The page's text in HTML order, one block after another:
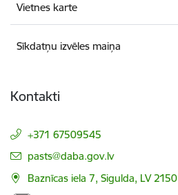
Vietnes karte
Sīkdatņu izvēles maiņa
Kontakti
+371 67509545
E-pasts:
pasts@daba.gov.lv
Baznīcas iela 7, Sigulda, LV 2150